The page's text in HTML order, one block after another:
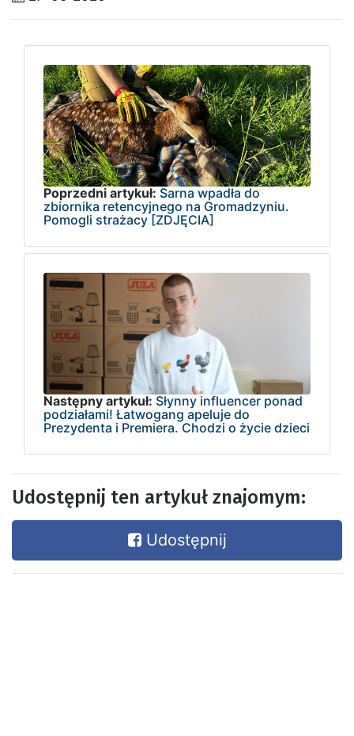
Poprzedni artykuł: Sarna wpadła do
zbiornika retencyjnego na Gromadzyniu.
Pomogli strażacy [ZDJĘCIA]
Następny artykuł: Słynny influencer ponad
podziałami! Łatwogang apeluje do
Prezydenta i Premiera. Chodzi o życie dzieci
Udostępnij ten artykuł znajomym:
Udostępnij